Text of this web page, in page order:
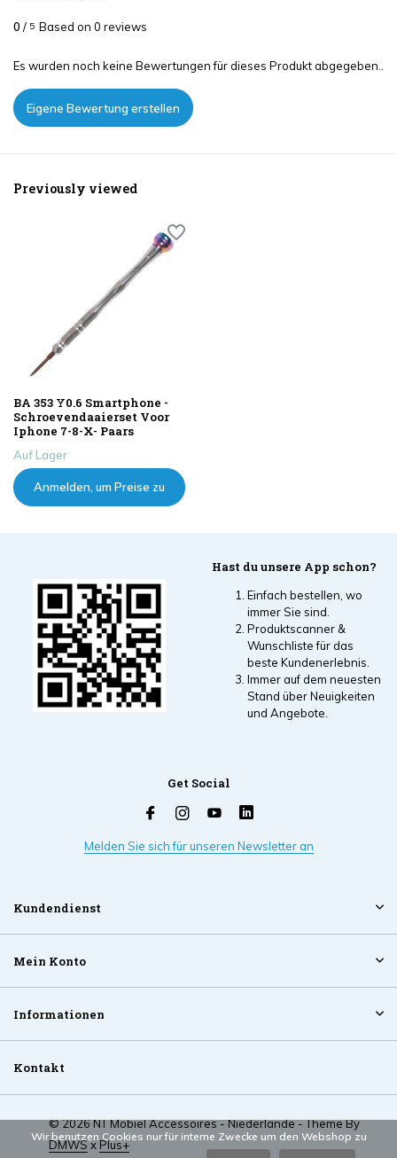
0 / 5 Based on 0 reviews
Es wurden noch keine Bewertungen für dieses Produkt abgegeben..
Eigene Bewertung erstellen
Previously viewed
BA 353 Y0.6 Smartphone -
Schroevendaaierset Voor
Iphone 7-8-X- Paars
Auf Lager
Anmelden, um Preise zu
Hast du unsere App schon?
Einfach bestellen, wo
immer Sie sind.
Produktscanner &
Wunschliste für das
beste Kundenerlebnis.
Immer auf dem neuesten
Stand über Neuigkeiten
und Angebote.
Get Social
Melden Sie sich für unseren Newsletter an
Kundendienst
Mein Konto
Informationen
Kontakt
© 2026 NT Mobiel Accessoires - Niederlande - Theme By
DMWSxPlus+
Wir benutzen Cookies nur für interne Zwecke um den Webshop zu